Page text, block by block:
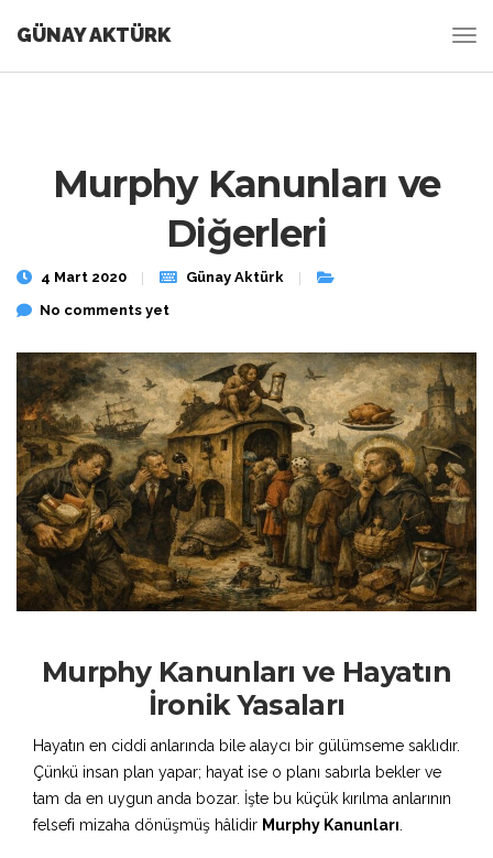
GÜNAY AKTÜRK
Murphy Kanunları ve
Diğerleri
4 Mart 2020
Günay Aktürk
No comments yet
Murphy Kanunları ve Hayatın
İronik Yasaları
Hayatın en ciddi anlarında bile alaycı bir gülümseme saklıdır.
Çünkü insan plan yapar; hayat ise o planı sabırla bekler ve
tam da en uygun anda bozar. İşte bu küçük kırılma anlarının
felsefi mizaha dönüşmüş hâlidir Murphy Kanunları